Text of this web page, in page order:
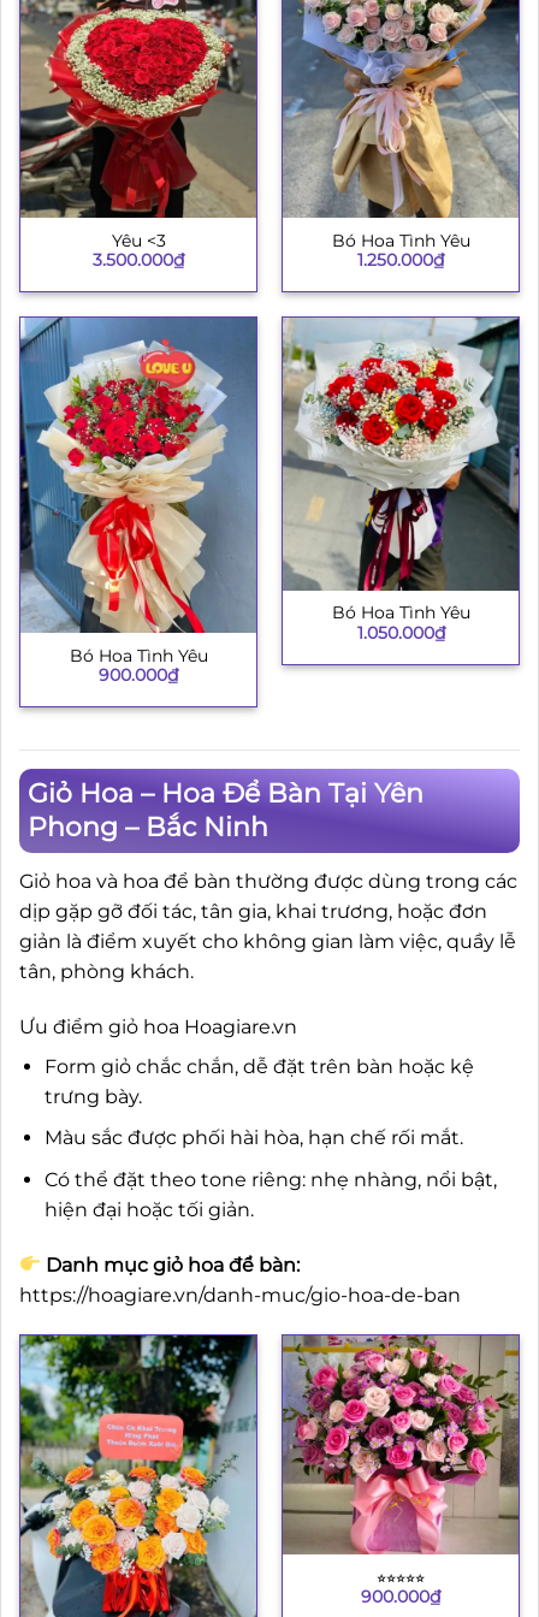
Yêu <3
3.500.000₫
Bó Hoa Tình Yêu
1.250.000₫
Bó Hoa Tình Yêu
900.000₫
Bó Hoa Tình Yêu
1.050.000₫
Giỏ Hoa – Hoa Để Bàn Tại Yên
Phong – Bắc Ninh
Giỏ hoa và hoa để bàn thường được dùng trong các
dịp gặp gỡ đối tác, tân gia, khai trương, hoặc đơn
giản là điểm xuyết cho không gian làm việc, quầy lễ
tân, phòng khách.
Ưu điểm giỏ hoa Hoagiare.vn
Form giỏ chắc chắn, dễ đặt trên bàn hoặc kệ
trưng bày.
Màu sắc được phối hài hòa, hạn chế rối mắt.
Có thể đặt theo tone riêng: nhẹ nhàng, nổi bật,
hiện đại hoặc tối giản.
Danh mục giỏ hoa để bàn:
https://hoagiare.vn/danh-muc/gio-hoa-de-ban
⭐︎⭐︎⭐︎⭐︎⭐︎
900.000₫